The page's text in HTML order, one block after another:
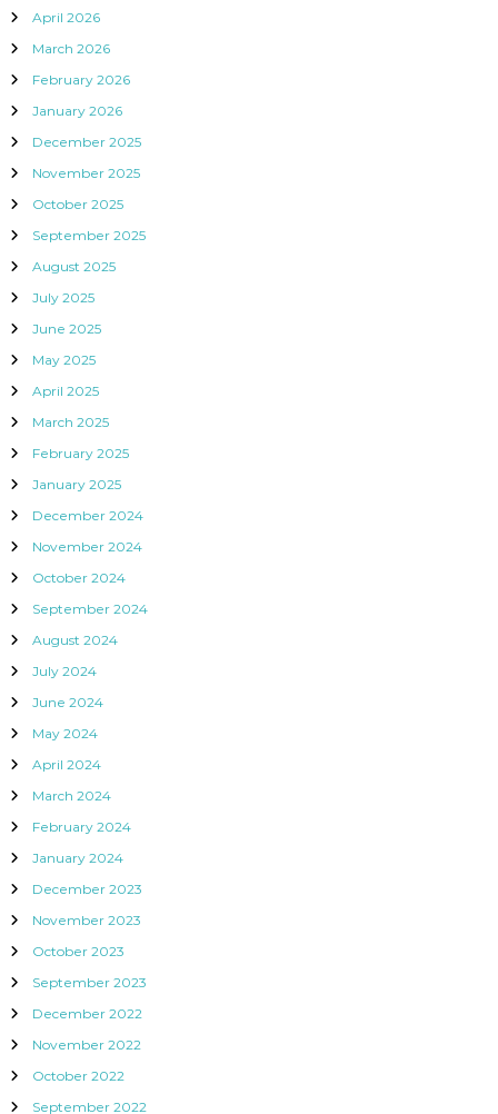
o
n
April 2026
March 2026
February 2026
January 2026
December 2025
November 2025
October 2025
September 2025
August 2025
July 2025
June 2025
May 2025
April 2025
March 2025
February 2025
January 2025
December 2024
November 2024
October 2024
September 2024
August 2024
July 2024
June 2024
May 2024
April 2024
March 2024
February 2024
January 2024
December 2023
November 2023
October 2023
September 2023
December 2022
November 2022
October 2022
September 2022